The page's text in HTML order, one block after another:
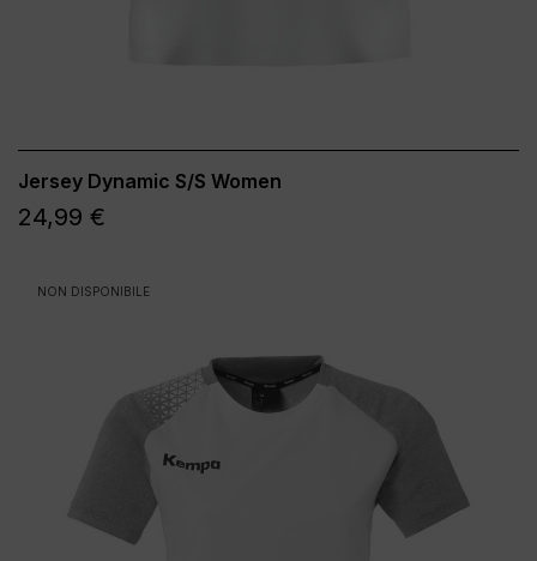
Jersey Dynamic S/S Women
24,99 €
NON DISPONIBILE